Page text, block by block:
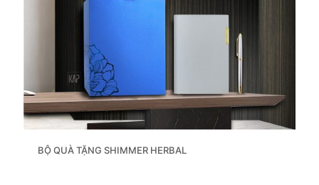
BỘ QUÀ TẶNG SHIMMER HERBAL